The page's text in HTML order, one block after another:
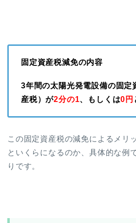
固定資産税減免の内容
3年間の太陽光発電設備の固定
産税）が2分の1、もしくは0円
この固定資産税の減免によるメリ
といくらになるのか、具体的な例
りです。